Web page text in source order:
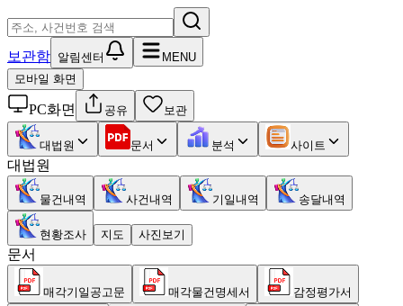
보관함 알림센터
MENU
모바일 화면
PC화면 공유 보관
대법원 문서 분석 사이트
대법원
물건내역 사건내역 기일내역 송달내역
현황조사 지도 사진보기
문서
매각기일공고문 매각물건명세서 감정평가서